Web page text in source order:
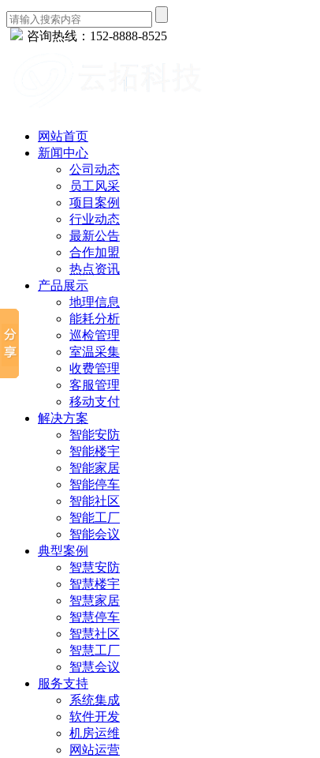
咨询热线：152-8888-8525
网站首页
新闻中心
公司动态
员工风采
项目案例
行业动态
最新公告
合作加盟
热点资讯
产品展示
地理信息
能耗分析
巡检管理
室温采集
收费管理
客服管理
移动支付
解决方案
智能安防
智能楼宇
智能家居
智能停车
智能社区
智能工厂
智能会议
典型案例
智慧安防
智慧楼宇
智慧家居
智慧停车
智慧社区
智慧工厂
智慧会议
服务支持
系统集成
软件开发
机房运维
网站运营